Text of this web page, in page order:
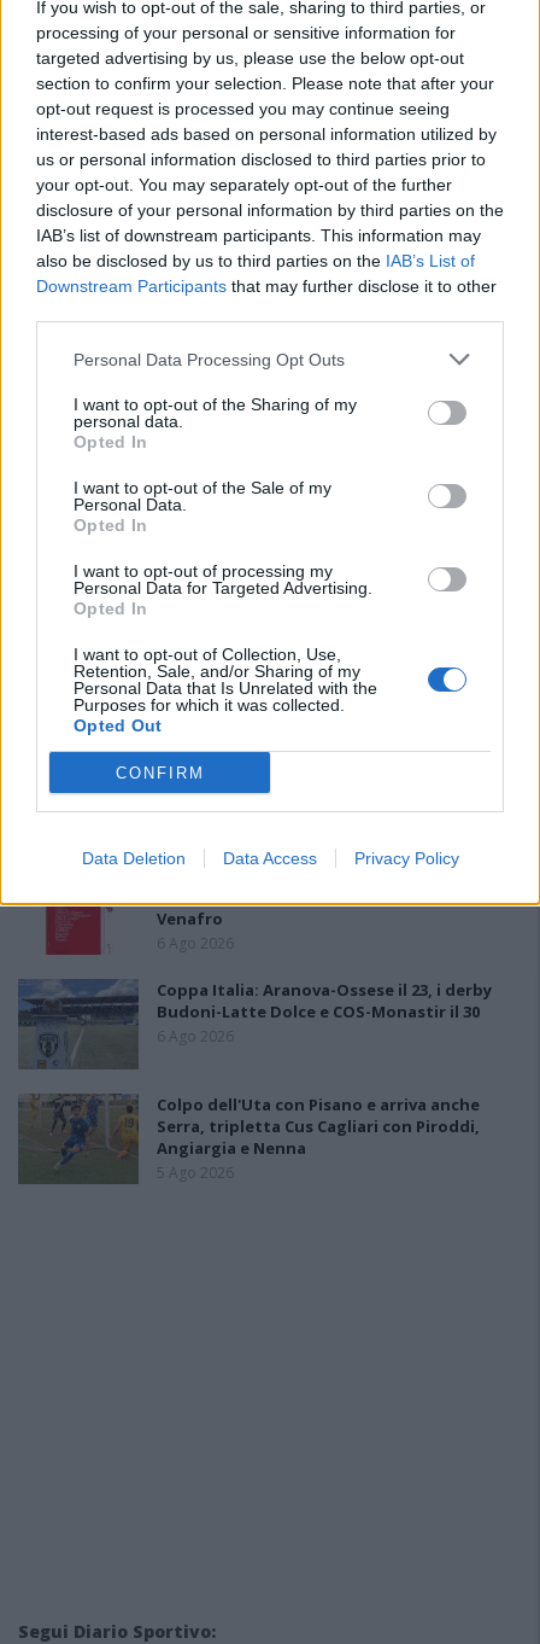
If you wish to opt-out of the sale, sharing to third parties, or
processing of your personal or sensitive information for
targeted advertising by us, please use the below opt-out
section to confirm your selection. Please note that after your
opt-out request is processed you may continue seeing
interest-based ads based on personal information utilized by
us or personal information disclosed to third parties prior to
your opt-out. You may separately opt-out of the further
disclosure of your personal information by third parties on the
IAB’s list of downstream participants. This information may
also be disclosed by us to third parties on the IAB’s List of
Downstream Participants that may further disclose it to other
Personal Data Processing Opt Outs
I want to opt-out of the Sharing of my
personal data.
Opted In
I want to opt-out of the Sale of my
Personal Data.
Opted In
I want to opt-out of processing my
Personal Data for Targeted Advertising.
Opted In
I want to opt-out of Collection, Use,
Retention, Sale, and/or Sharing of my
Personal Data that Is Unrelated with the
Purposes for which it was collected.
Opted Out
CONFIRM
Data Deletion Data Access Privacy Policy
PIÙ LETTI OGGI
L'Ossese si prepara all'esordio in D: Forzati,
Cabrera, Tesio, Limongelli, Bolzicco e tanti
giovani tra i…
7 Ago 2026
Il Selargius rinforza il centrocampo con
Manuel Rinino e Samuele Vacca
6 Ago 2026
Le 5 sarde ancora nel girone G con 8 squadre
Venafro
6 Ago 2026
Coppa Italia: Aranova-Ossese il 23, i derby
Budoni-Latte Dolce e COS-Monastir il 30
6 Ago 2026
Colpo dell'Uta con Pisano e arriva anche
Serra, tripletta Cus Cagliari con Piroddi,
Angiargia e Nenna
5 Ago 2026
Segui Diario Sportivo: